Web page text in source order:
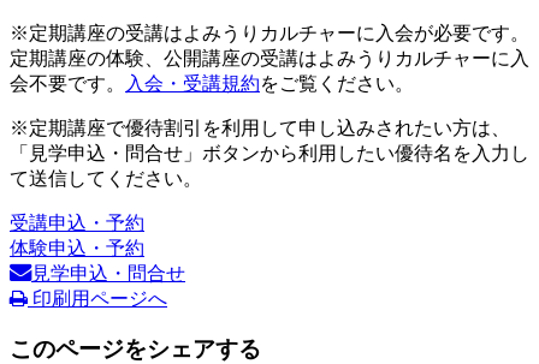
※定期講座の受講はよみうりカルチャーに入会が必要です。
定期講座の体験、公開講座の受講はよみうりカルチャーに入
会不要です。
入会・受講規約をご覧ください。
※定期講座で優待割引を利用して申し込みされたい方は、
「見学申込・問合せ」ボタンから利用したい優待名を入力し
て送信してください。
受講申込・予約
体験申込・予約
見学申込・問合せ
印刷用ページへ
このページをシェアする